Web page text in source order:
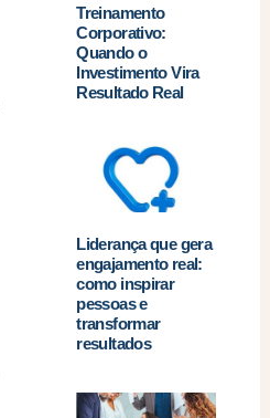
Treinamento
Corporativo:
Quando o
Investimento Vira
Resultado Real
Liderança que gera
engajamento real:
como inspirar
pessoas e
transformar
resultados